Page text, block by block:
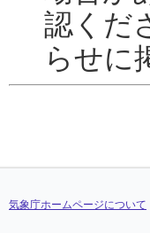
認くだ
らせに
気象庁ホームページについて